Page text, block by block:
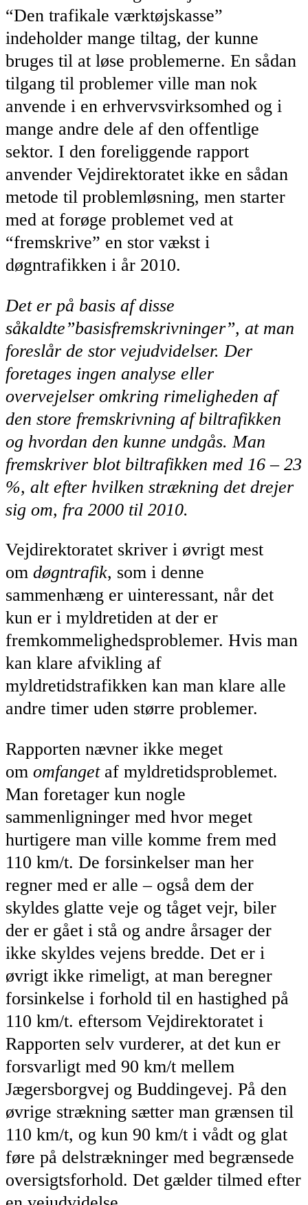
“Den trafikale værktøjskasse”
indeholder mange tiltag, der kunne
bruges til at løse problemerne. En sådan
tilgang til problemer ville man nok
anvende i en erhvervsvirksomhed og i
mange andre dele af den offentlige
sektor. I den foreliggende rapport
anvender Vejdirektoratet ikke en sådan
metode til problemløsning, men starter
med at forøge problemet ved at
“fremskrive” en stor vækst i
døgntrafikken i år 2010.
Det er på basis af disse
såkaldte”basisfremskrivninger”, at man
foreslår de stor vejudvidelser. Der
foretages ingen analyse eller
overvejelser omkring rimeligheden af
den store fremskrivning af biltrafikken
og hvordan den kunne undgås. Man
fremskriver blot biltrafikken med 16 – 23
%, alt efter hvilken strækning det drejer
sig om, fra 2000 til 2010.
Vejdirektoratet skriver i øvrigt mest
om døgntrafik, som i denne
sammenhæng er uinteressant, når det
kun er i myldretiden at der er
fremkommelighedsproblemer. Hvis man
kan klare afvikling af
myldretidstrafikken kan man klare alle
andre timer uden større problemer.
Rapporten nævner ikke meget
om omfangetaf myldretidsproblemet.
Man foretager kun nogle
sammenligninger med hvor meget
hurtigere man ville komme frem med
110 km/t. De forsinkelser man her
regner med er alle – også dem der
skyldes glatte veje og tåget vejr, biler
der er gået i stå og andre årsager der
ikke skyldes vejens bredde. Det er i
øvrigt ikke rimeligt, at man beregner
forsinkelse i forhold til en hastighed på
110 km/t. eftersom Vejdirektoratet i
Rapporten selv vurderer, at det kun er
forsvarligt med 90 km/t mellem
Jægersborgvej og Buddingevej. På den
øvrige strækning sætter man grænsen til
110 km/t, og kun 90 km/t i vådt og glat
føre på delstrækninger med begrænsede
oversigtsforhold. Det gælder tilmed efter